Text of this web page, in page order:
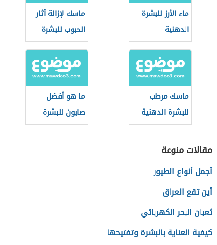
ماء الأرز للبشرة
الدهنية
ماسك لإزالة آثار
الحبوب للبشرة
الدهنية
ماسك مرطب
للبشرة الدهنية
ما هو أفضل
صابون للبشرة
الدهنية
مقالات منوعة
أجمل أنواع الطيور
أين تقع العراق
ثعبان البحر الكهربائي
كيفية العناية بالبشرة وتفتيحها